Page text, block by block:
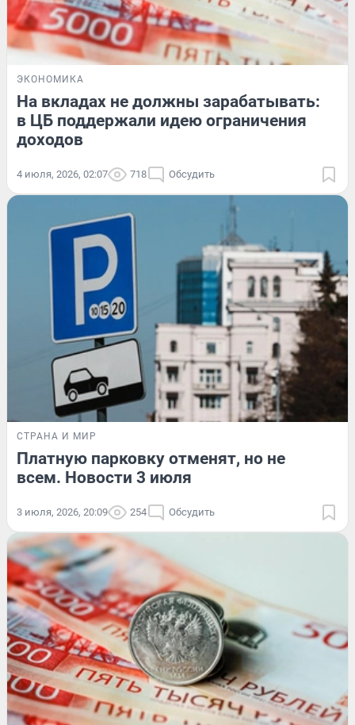
ЭКОНОМИКА
На вкладах не должны зарабатывать:
в ЦБ поддержали идею ограничения
доходов
4 июля, 2026, 02:07 718 Обсудить
СТРАНА И МИР
Платную парковку отменят, но не
всем. Новости 3 июля
3 июля, 2026, 20:09 254 Обсудить